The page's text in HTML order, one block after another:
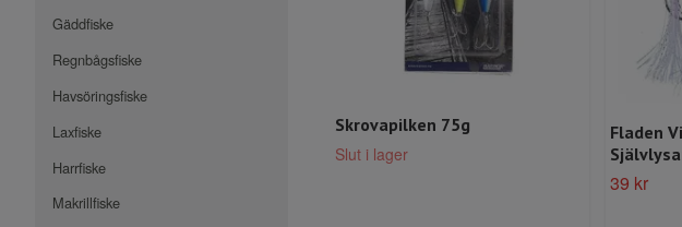
Gäddfiske
Regnbågsfiske
Havsöringsfiske
Laxfiske
Harrfiske
Makrillfiske
Skrovapilken 75g
Slut i lager
Fladen
39 kr